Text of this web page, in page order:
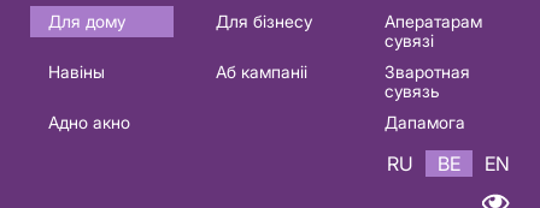
Основная
навигация
Для дому Для бізнесу
Аператарам
сувязі
Навіны
Аб кампаніі
Зваротная
сувязь
Адно акно
Дапамога
RU BE EN